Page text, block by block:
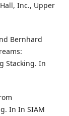
Inc., Upper
Bernhard
Stacking. In
In In SIAM